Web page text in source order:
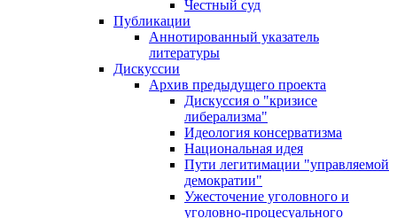
Честный суд
Публикации
Аннотированный указатель
литературы
Дискуссии
Архив предыдущего проекта
Дискуссия о "кризисе
либерализма"
Идеология консерватизма
Национальная идея
Пути легитимации "управляемой
демократии"
Ужесточение уголовного и
уголовно-процесуального